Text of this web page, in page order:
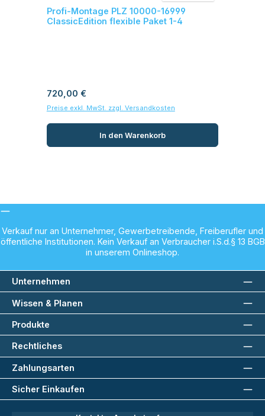
Durchschnittliche
Profi-Montage PLZ 10000-16999
ClassicEdition flexible Paket 1-4
Regulärer Preis:
720,00 €
Preise exkl. MwSt. zzgl. Versandkosten
In den Warenkorb
Verkauf nur an Unternehmer, Gewerbetreibende, Freiberufler und
öffentliche Institutionen. Kein Verkauf an Verbraucher i.S.d.§ 13 BGB
in unserem Onlineshop.
Unternehmen
Wissen & Planen
Produkte
Rechtliches
Zahlungsarten
Sicher Einkaufen